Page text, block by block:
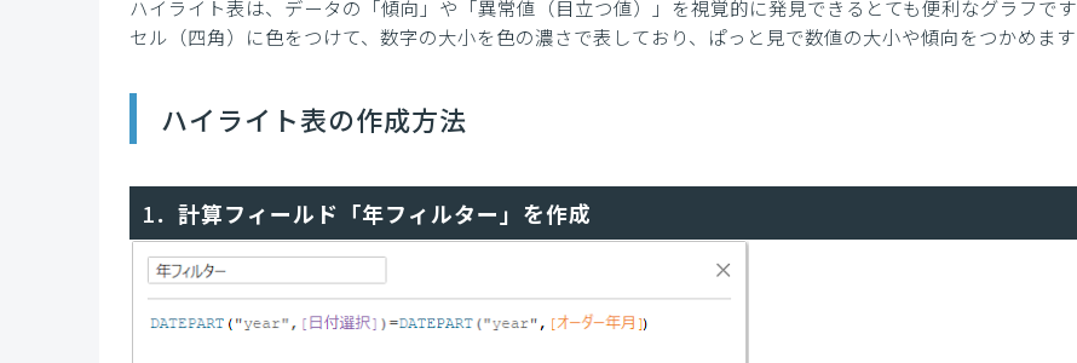
ハイライト表は、データの「傾向」や「異常値（目立つ値）」を視覚的に発見できるとても便利なグラフです
セル（四角）に色をつけて、数字の大小を色の濃さで表しており、ぱっと見で数値の大小や傾向をつかめます
ハイライト表の作成方法
1． 計算フィールド「年フィルター」を作成